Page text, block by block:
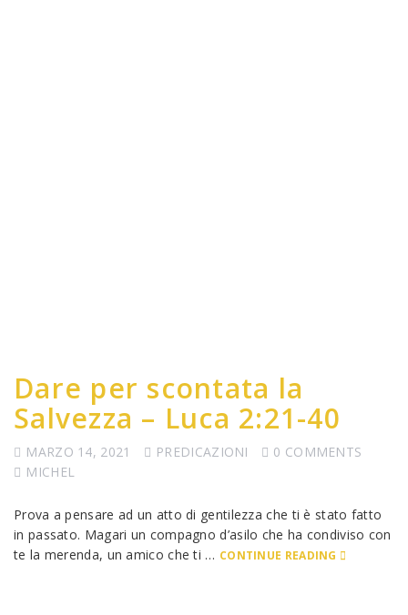
Dare per scontata la
Salvezza – Luca 2:21-40
MARZO 14, 2021 PREDICAZIONI
0 COMMENTS
MICHEL
Prova a pensare ad un atto di gentilezza che ti è stato fatto
in passato. Magari un compagno d’asilo che ha condiviso con
te la merenda, un amico che ti … CONTINUE READING